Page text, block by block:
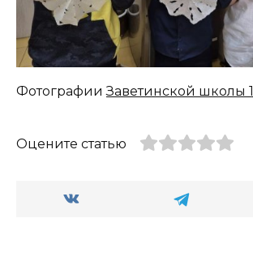
ФотографииЗаветинской школы 1
Оцените статью